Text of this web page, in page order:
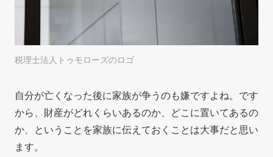
税理士法人トゥモローズのロゴ
自分が亡くなった後に家族が争うのも嫌ですよね。です
から、財産がどれくらいあるのか、どこに置いてあるの
か、ということを家族に伝えておくことは大事だと思い
ます。